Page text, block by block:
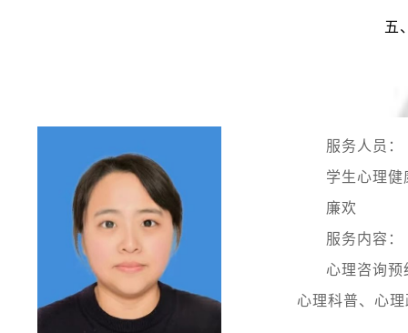
五
服务人员：
学生心理
廉欢
服务内容：
心理咨询
心理科普、心